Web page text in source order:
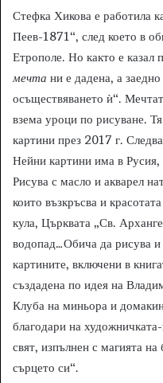
Стефка Хикова е работила
Пеев-1871“, след което в
Етрополе. Но както е казал
мечта ни е дадена, а заедно
осъществяването ѝ“.
взема уроци по рисуване.
картини през 2017 г.
Нейни картини има в
Рисува с масло и акварел
които възкръсва и
кула, Църквата „Св.
водопад…Обича да рисува
картините, включени в
създадена по идея на
Клуба на миньора и
благодари на
свят, изпълнен с магията на
сърцето си“.